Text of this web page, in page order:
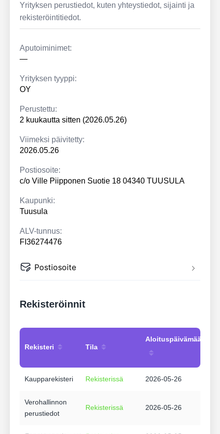
Yrityksen perustiedot, kuten yhteystiedot, sijainti ja
rekisteröintitiedot.
Aputoiminimet:
—
Yrityksen tyyppi:
OY
Perustettu:
2 kuukautta sitten (2026.05.26)
Viimeksi päivitetty:
2026.05.26
Postiosoite:
c/o Ville Piipponen Suotie 18 04340 TUUSULA
Kaupunki:
Tuusula
ALV-tunnus:
FI36274476
Postiosoite
Rekisteröinnit
Rekisteri Tila
Aloituspäivämäärä
Kaupparekisteri Rekisterissä 2026-05-26
Verohallinnon
perustiedot
Rekisterissä 2026-05-26